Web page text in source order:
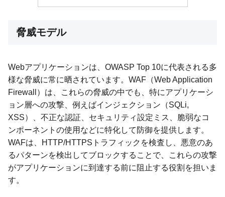
脅威モデル
Webアプリケーションは、OWASP Top 10に代表される多
様な脅威に常に晒されています。WAF（Web Application
Firewall）は、これらの脅威の中でも、特にアプリケーシ
ョン層への攻撃、例えばインジェクション（SQLi,
XSS）、不正な認証、セキュリティ設定ミス、脆弱なコ
ンポーネントの使用などに特化して防御を提供します。
WAFは、HTTP/HTTPSトラフィックを検査し、悪意のあ
るパターンを検出してブロックすることで、これらの攻撃
がアプリケーションに到達する前に阻止する役割を担いま
す。